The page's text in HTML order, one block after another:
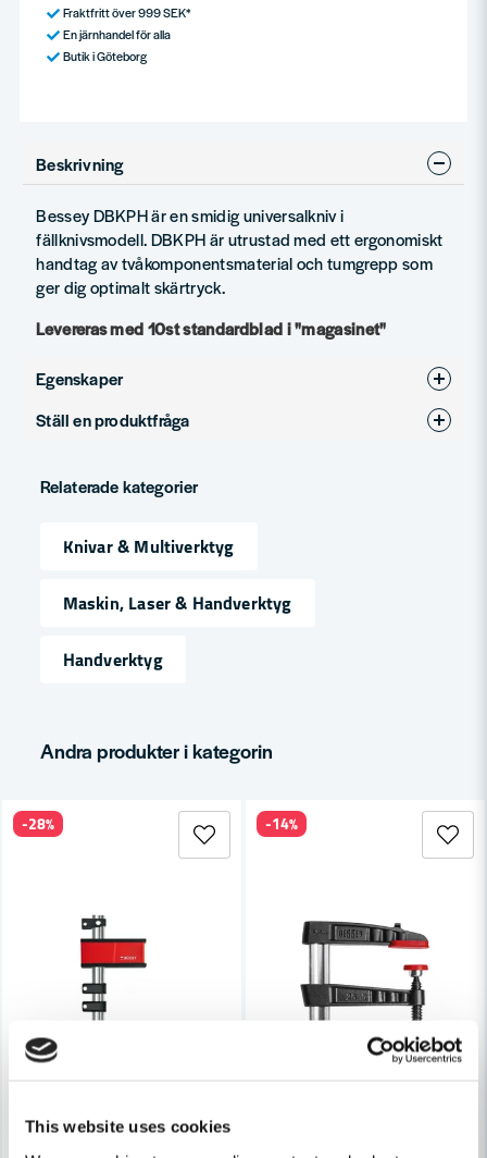
This website uses cookies
Fraktfritt över 999 SEK*
En järnhandel för alla
Butik i Göteborg
Beskrivning
Bessey DBKPH är en smidig universalkniv i
fällknivsmodell. DBKPH är utrustad med ett ergonomiskt
handtag av tvåkomponentsmaterial och tumgrepp som
ger dig optimalt skärtryck.
Levereras med 10st standardblad i "magasinet"
Egenskaper
Produkttyp
Ställ en produktfråga
Fråga oss något om denna produkten...
Namn
email
Relaterade kategorier
Knivar & Multiverktyg
Maskin, Laser & Handverktyg
Handverktyg
Andra produkter i kategorin
-28% -14%